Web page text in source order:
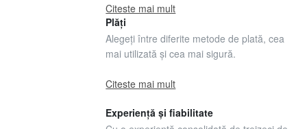
Citeste mai mult
Plăți
Alegeți între diferite metode de plată, cea
mai utilizată și cea mai sigură.
Citeste mai mult
Experiență și fiabilitate